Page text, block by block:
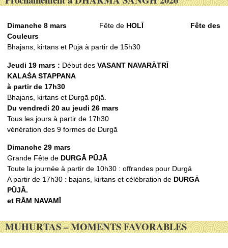
Dimanche 8 mars Fête de HOLĪ Fête des
Couleurs
Bhajans, kirtans et Pūjā à partir de 15h30
Jeudi 19 mars : Début desVASANT NAVARᾹTRĪ
KALAŚA STAPPANA
à partir de 17h30
Bhajans, kirtans et Durgā pūjā.
Du vendredi 20 au jeudi 26 mars
Tous les jours à partir de 17h30
vénération des 9 formes de Durgā
Dimanche 29 mars
Grande Fête de DURGᾹ PŪJᾹ
Toute la journée à partir de 10h30 : offrandes pour Durgā
A partir de 17h30 : bajans, kirtans et célébration de DURGᾹ
PŪJᾹ.
et RᾹM NAVAMĪ
MUHURTAS – MOMENTS FAVORABLES